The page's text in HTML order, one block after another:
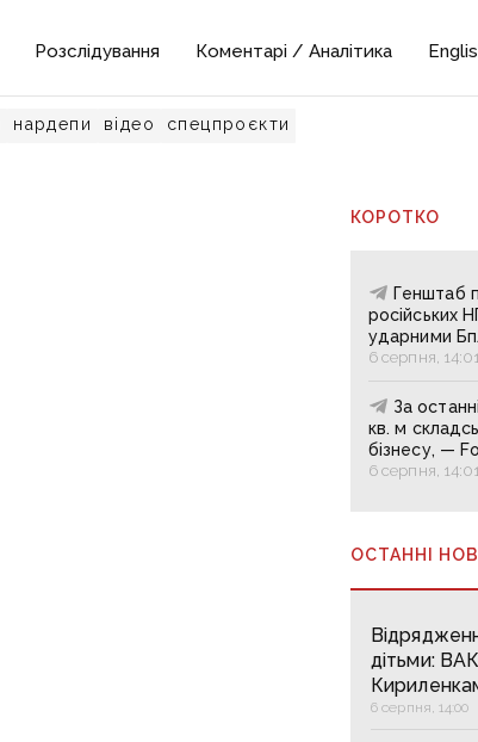
Розслідування Коментарі / Аналітика
нардепи відео спецпроєкти
КОРОТКО
Генштаб
російських
ударними
6 серпня, 14:01
За
кв. м
бізнесу, —
6 серпня, 14:01
ОСТАННІ
дітьми:
6 серпня, 14:00